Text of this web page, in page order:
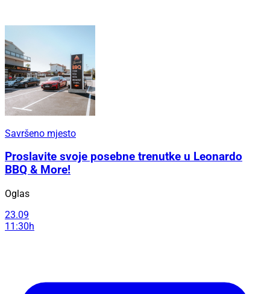
Savršeno mjesto
Proslavite svoje posebne trenutke u Leonardo
BBQ & More!
Oglas
23.09
11:30h